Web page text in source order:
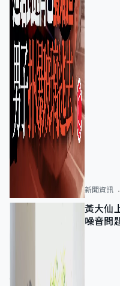
新聞資訊
黃大仙
噪音問